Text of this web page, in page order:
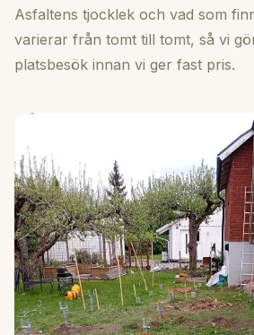
Asfaltens tjocklek och vad som
varierar från tomt till tomt, så vi
platsbesök innan vi ger fast pris.